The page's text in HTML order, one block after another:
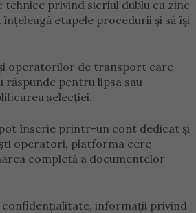
privind sicriul dublu cu zinc
etapele procedurii și să își
operatorilor de transport care
pentru lipsa sau
selecției.
înscrie printr-un cont dedicat și
operatori, platforma cere
completă a documentelor
confidențialitate, informații privind